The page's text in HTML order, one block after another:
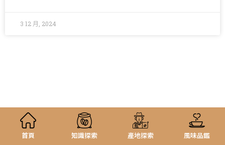
3 12 月, 2024
首頁 知識探索 產地探索 風味品鑑